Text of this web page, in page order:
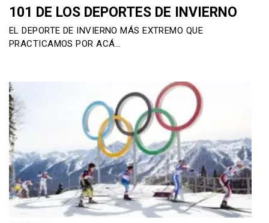
101 DE LOS DEPORTES DE INVIERNO
EL DEPORTE DE INVIERNO MÁS EXTREMO QUE
PRACTICAMOS POR ACÁ…